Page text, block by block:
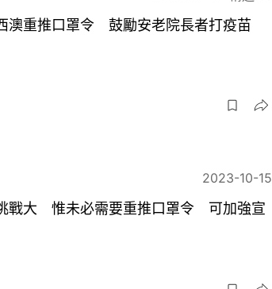
重推口罩令 鼓勵安老院長者打疫苗
2023-10-15
戰大 惟未必需要重推口罩令 可加強宣